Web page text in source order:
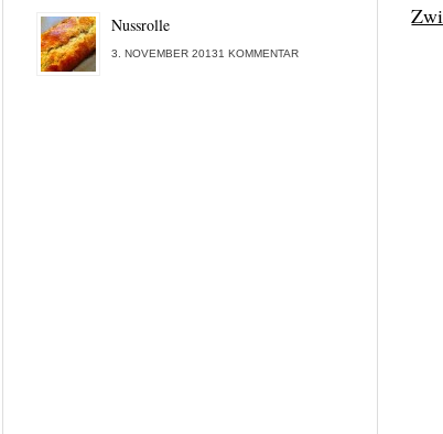
Nussrolle
3. NOVEMBER 20131 KOMMENTAR